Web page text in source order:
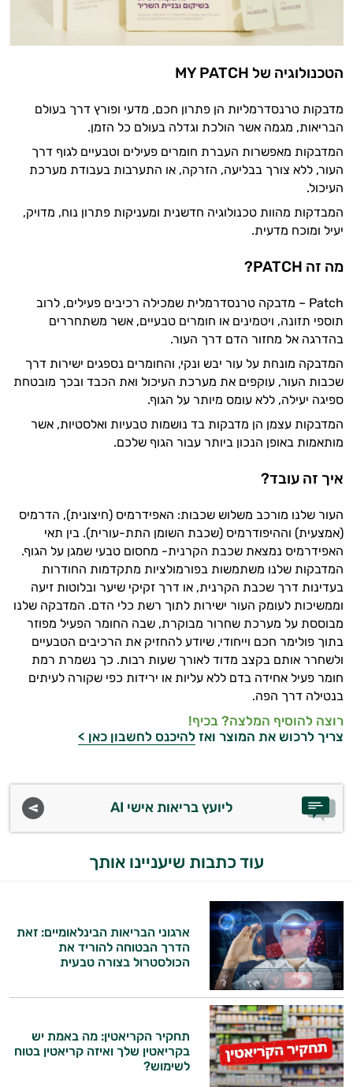
הטכנולוגיה של MY PATCH
מדבקות טרנסדרמליות הן פתרון חכם, מדעי ופורץ דרך בעולם
הבריאות, מגמה אשר הולכת וגדלה בעולם כל הזמן.
המדבקות מאפשרות העברת חומרים פעילים וטבעיים לגוף דרך
העור, ללא צורך בבליעה, הזרקה, או התערבות בעבודת מערכת
העיכול.
המבדקות מהוות טכנולוגיה חדשנית ומעניקות פתרון נוח, מדויק,
יעיל ומוכח מדעית.
מה זה PATCH?
Patch – מדבקה טרנסדרמלית שמכילה רכיבים פעילים, לרוב
תוספי תזונה, ויטמינים או חומרים טבעיים, אשר משתחררים
בהדרגה אל מחזור הדם דרך העור.
המדבקה מונחת על עור יבש ונקי, והחומרים נספגים ישירות דרך
שכבות העור, עוקפים את מערכת העיכול ואת הכבד ובכך מובטחת
ספיגה יעילה, ללא עומס מיותר על הגוף.
המדבקות עצמן הן מדבקות בד נושמות טבעיות ואלסטיות, אשר
מותאמות באופן הנכון ביותר עבור הגוף שלכם.
איך זה עובד?
העור שלנו מורכב משלוש שכבות: האפידרמיס (חיצונית), הדרמיס
(אמצעית) וההיפודרמיס (שכבת השומן התת-עורית). בין תאי
האפידרמיס נמצאת שכבת הקרנית- מחסום טבעי שמגן על הגוף.
המדבקות שלנו משתמשות בפורמולציות מתקדמות החודרות
בעדינות דרך שכבת הקרנית, או דרך זקיקי שיער ובלוטות זיעה
וממשיכות לעומק העור ישירות לתוך רשת כלי הדם. המדבקה שלנו
מבוססת על מערכת שחרור מבוקרת, שבה החומר הפעיל מפוזר
בתוך פולימר חכם וייחודי, שיודע להחזיק את הרכיבים הטבעיים
ולשחרר אותם בקצב מדוד לאורך שעות רבות. כך נשמרת רמת
חומר פעיל אחידה בדם ללא עליות או ירידות כפי שקורה לעיתים
בנטילה דרך הפה.
רוצה להוסיף המלצה? בכיף!
צריך לרכוש את המוצר ואז להיכנס לחשבון כאן >
ליועץ בריאות אישי AI
עוד כתבות שיעניינו אותך
ארגוני הבריאות הבינלאומיים: זאת
הדרך הבטוחה להוריד את
הכולסטרול בצורה טבעית
תחקיר הקריאטין: מה באמת יש
בקריאטין שלך ואיזה קריאטין בטוח
לשימוש?
היי,
אני יועץ הבריאות האישי AI של טבע בריא.